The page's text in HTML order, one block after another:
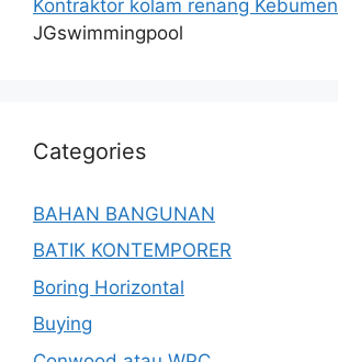
Kontraktor kolam renang Kebumen
JGswimmingpool
Categories
BAHAN BANGUNAN
BATIK KONTEMPORER
Boring Horizontal
Buying